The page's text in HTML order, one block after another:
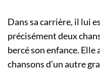
Dans sa carrière, il lui
précisément deux
bercé son enfance. Elle
chansons d’un autre